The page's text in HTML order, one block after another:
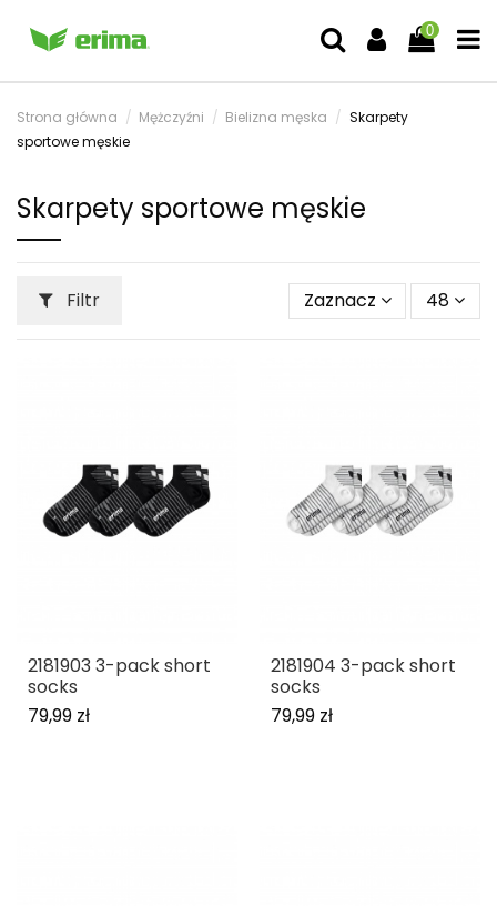
0
Strona główna Mężczyźni Bielizna męska
Skarpety
sportowe męskie
Skarpety sportowe męskie
Filtr Zaznacz 48
2181903 3-pack short
socks
79,99 zł
2181904 3-pack short
socks
79,99 zł